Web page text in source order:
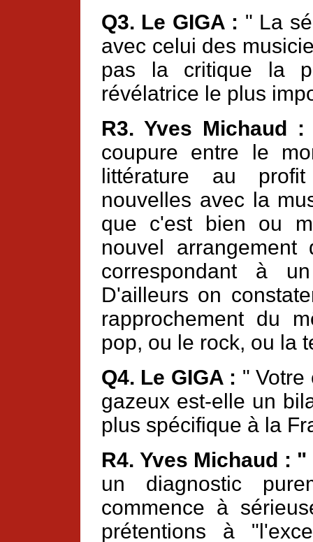
Q3. Le GIGA : " La
avec celui des
pas la critique la
révélatrice le plus
R3. Yves Michaud :
coupure entre le
littérature au
nouvelles avec la
que c'est bien ou
nouvel
correspondant à
D'ailleurs on
rapprochement du
pop, ou le rock, ou la
Q4. Le GIGA : " Votre
gazeux est-elle un
plus spécifique à la
R4. Yves Michaud : "
un diagnostic
commence à
prétentions à